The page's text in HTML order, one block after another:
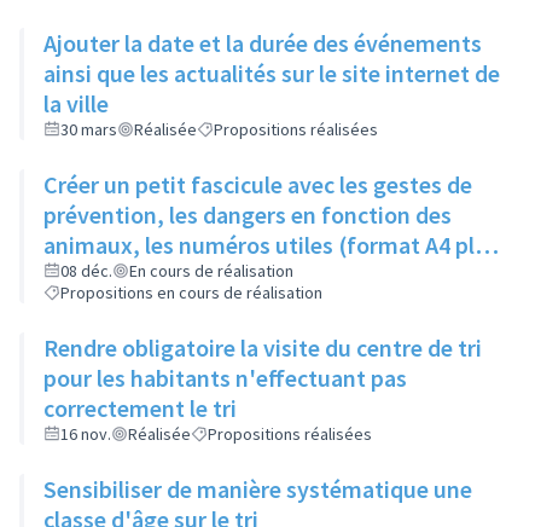
Ajouter la date et la durée des événements
ainsi que les actualités sur le site internet de
la ville
30 mars Réalisée Propositions réalisées
Créer un petit fascicule avec les gestes de
prévention, les dangers en fonction des
animaux, les numéros utiles (format A4 plié
en 2)
08 déc.
En cours de réalisation
Propositions en cours de réalisation
Rendre obligatoire la visite du centre de tri
pour les habitants n'effectuant pas
correctement le tri
16 nov. Réalisée Propositions réalisées
Sensibiliser de manière systématique une
classe d'âge sur le tri